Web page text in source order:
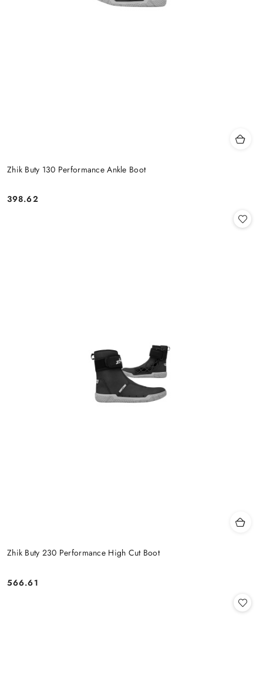
Zhik Buty 130 Performance Ankle Boot
Cena:
398.62
Zhik Buty 230 Performance High Cut Boot
Cena:
566.61